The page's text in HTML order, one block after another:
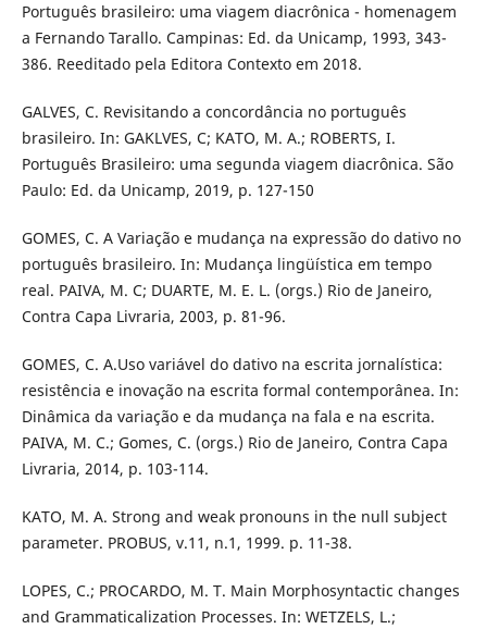
Português brasileiro: uma viagem diacrônica - homenagem
a Fernando Tarallo. Campinas: Ed. da Unicamp, 1993, 343-
386. Reeditado pela Editora Contexto em 2018.
GALVES, C. Revisitando a concordância no português
brasileiro. In: GAKLVES, C; KATO, M. A.; ROBERTS, I.
Português Brasileiro: uma segunda viagem diacrônica. São
Paulo: Ed. da Unicamp, 2019, p. 127-150
GOMES, C. A Variação e mudança na expressão do dativo no
português brasileiro. In: Mudança lingüística em tempo
real. PAIVA, M. C; DUARTE, M. E. L. (orgs.) Rio de Janeiro,
Contra Capa Livraria, 2003, p. 81-96.
GOMES, C. A.Uso variável do dativo na escrita jornalística:
resistência e inovação na escrita formal contemporânea. In:
Dinâmica da variação e da mudança na fala e na escrita.
PAIVA, M. C.; Gomes, C. (orgs.) Rio de Janeiro, Contra Capa
Livraria, 2014, p. 103-114.
KATO, M. A. Strong and weak pronouns in the null subject
parameter. PROBUS, v.11, n.1, 1999. p. 11-38.
LOPES, C.; PROCARDO, M. T. Main Morphosyntactic changes
and Grammaticalization Processes. In: WETZELS, L.;